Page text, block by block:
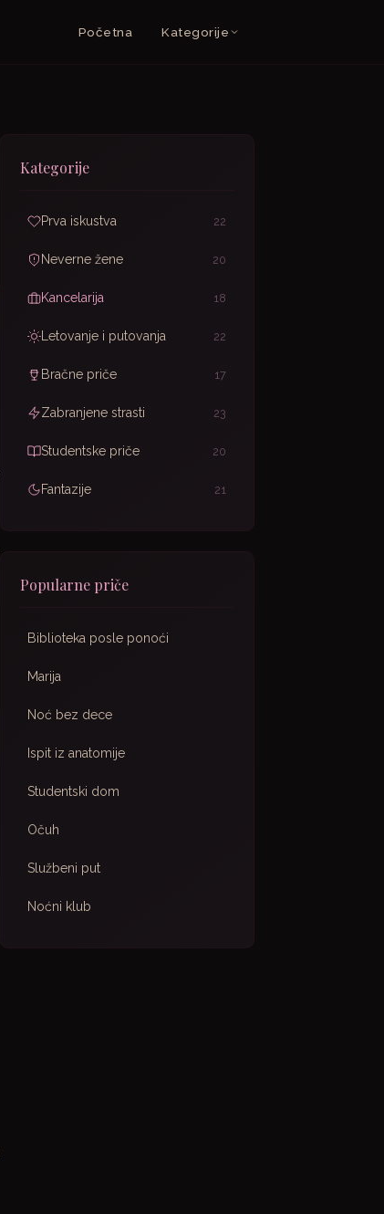
Početna Kategorije
Kategorije
Prva iskustva 22
Neverne žene 20
Kancelarija 18
Letovanje i putovanja 22
Bračne priče 17
Zabranjene strasti 23
Studentske priče 20
Fantazije 21
Popularne priče
Biblioteka posle ponoći
Marija
Noć bez dece
Ispit iz anatomije
Studentski dom
Očuh
Službeni put
Noćni klub